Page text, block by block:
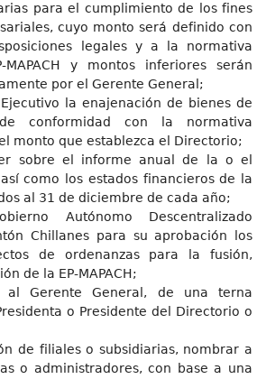
para el cumplimiento de los fines
cuyo monto será definido con
legales y a la normativa
y montos inferiores serán
por el Gerente General;
la enajenación de bienes de
de conformidad con la normativa
monto que establezca el Directorio;
sobre el informe anual de la o el
como los estados financieros de la
al 31 de diciembre de cada año;
Autónomo Descentralizado
Chillanes para su aprobación los
de ordenanzas para la fusión,
de la EP-MAPACH;
Gerente General, de una terna
o Presidente del Directorio o
de filiales o subsidiarias, nombrar a
o administradores, con base a una